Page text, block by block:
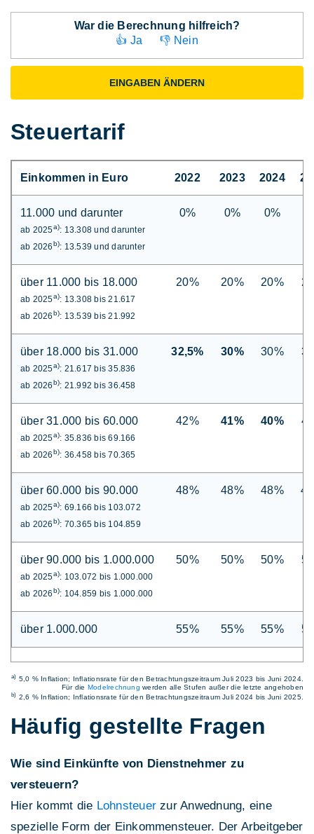
War die Berechnung hilfreich?
👍 Ja
👎 Nein
EINGABEN ÄNDERN
Steuertarif
Einkommen in Euro 2022 2023 2024
11.000 und darunter
ab 2025a): 13.308 und darunter
ab 2026b): 13.539 und darunter
0% 0% 0%
über 11.000 bis 18.000
ab 2025a): 13.308 bis 21.617
ab 2026b): 13.539 bis 21.992
20% 20% 20%
über 18.000 bis 31.000
ab 2025a): 21.617 bis 35.836
ab 2026b): 21.992 bis 36.458
32,5% 30% 30%
über 31.000 bis 60.000
ab 2025a): 35.836 bis 69.166
ab 2026b): 36.458 bis 70.365
42% 41% 40%
über 60.000 bis 90.000
ab 2025a): 69.166 bis 103.072
ab 2026b): 70.365 bis 104.859
48% 48% 48%
über 90.000 bis 1.000.000
ab 2025a): 103.072 bis 1.000.000
ab 2026b): 104.859 bis 1.000.000
50% 50% 50%
über 1.000.000 55% 55% 55%
a) 5,0 % Inflation; Inflationsrate für den Betrachtungszeitraum Juli 2023 bis Juni 2024.
Für die Modelrechnung werden alle Stufen außer die letzte angehoben
b) 2,6 % Inflation; Inflationsrate für den Betrachtungszeitraum Juli 2024 bis Juni 2025.
Häufig gestellte Fragen
Wie sind Einkünfte von Dienstnehmer zu
versteuern?
Hier kommt die Lohnsteuer zur Anwednung, eine
spezielle Form der Einkommensteuer. Der Arbeitgeber